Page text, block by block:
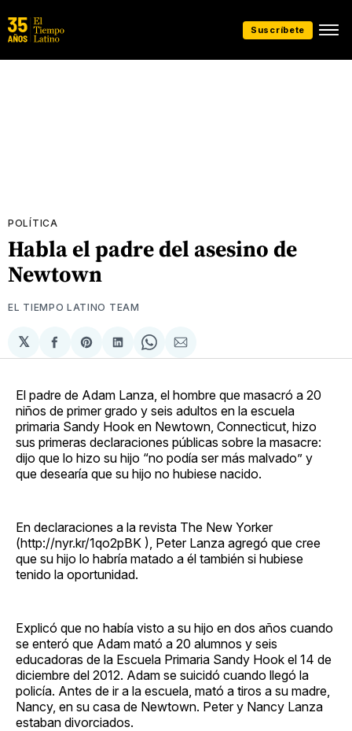
Suscríbete
POLÍTICA
Habla el padre del asesino de
Newtown
EL TIEMPO LATINO TEAM
𝕏
Compartir
en
Share
on
Compartir
en
Share
on
Compartir
via
El padre de Adam Lanza, el hombre que masacró a 20
niños de primer grado y seis adultos en la escuela
primaria Sandy Hook en Newtown, Connecticut, hizo
sus primeras declaraciones públicas sobre la masacre:
dijo que lo hizo su hijo “no podía ser más malvado” y
que desearía que su hijo no hubiese nacido.
En declaraciones a la revista The New Yorker
(http://nyr.kr/1qo2pBK ), Peter Lanza agregó que cree
que su hijo lo habría matado a él también si hubiese
tenido la oportunidad.
Explicó que no había visto a su hijo en dos años cuando
se enteró que Adam mató a 20 alumnos y seis
educadoras de la Escuela Primaria Sandy Hook el 14 de
diciembre del 2012. Adam se suicidó cuando llegó la
policía. Antes de ir a la escuela, mató a tiros a su madre,
Nancy, en su casa de Newtown. Peter y Nancy Lanza
estaban divorciados.